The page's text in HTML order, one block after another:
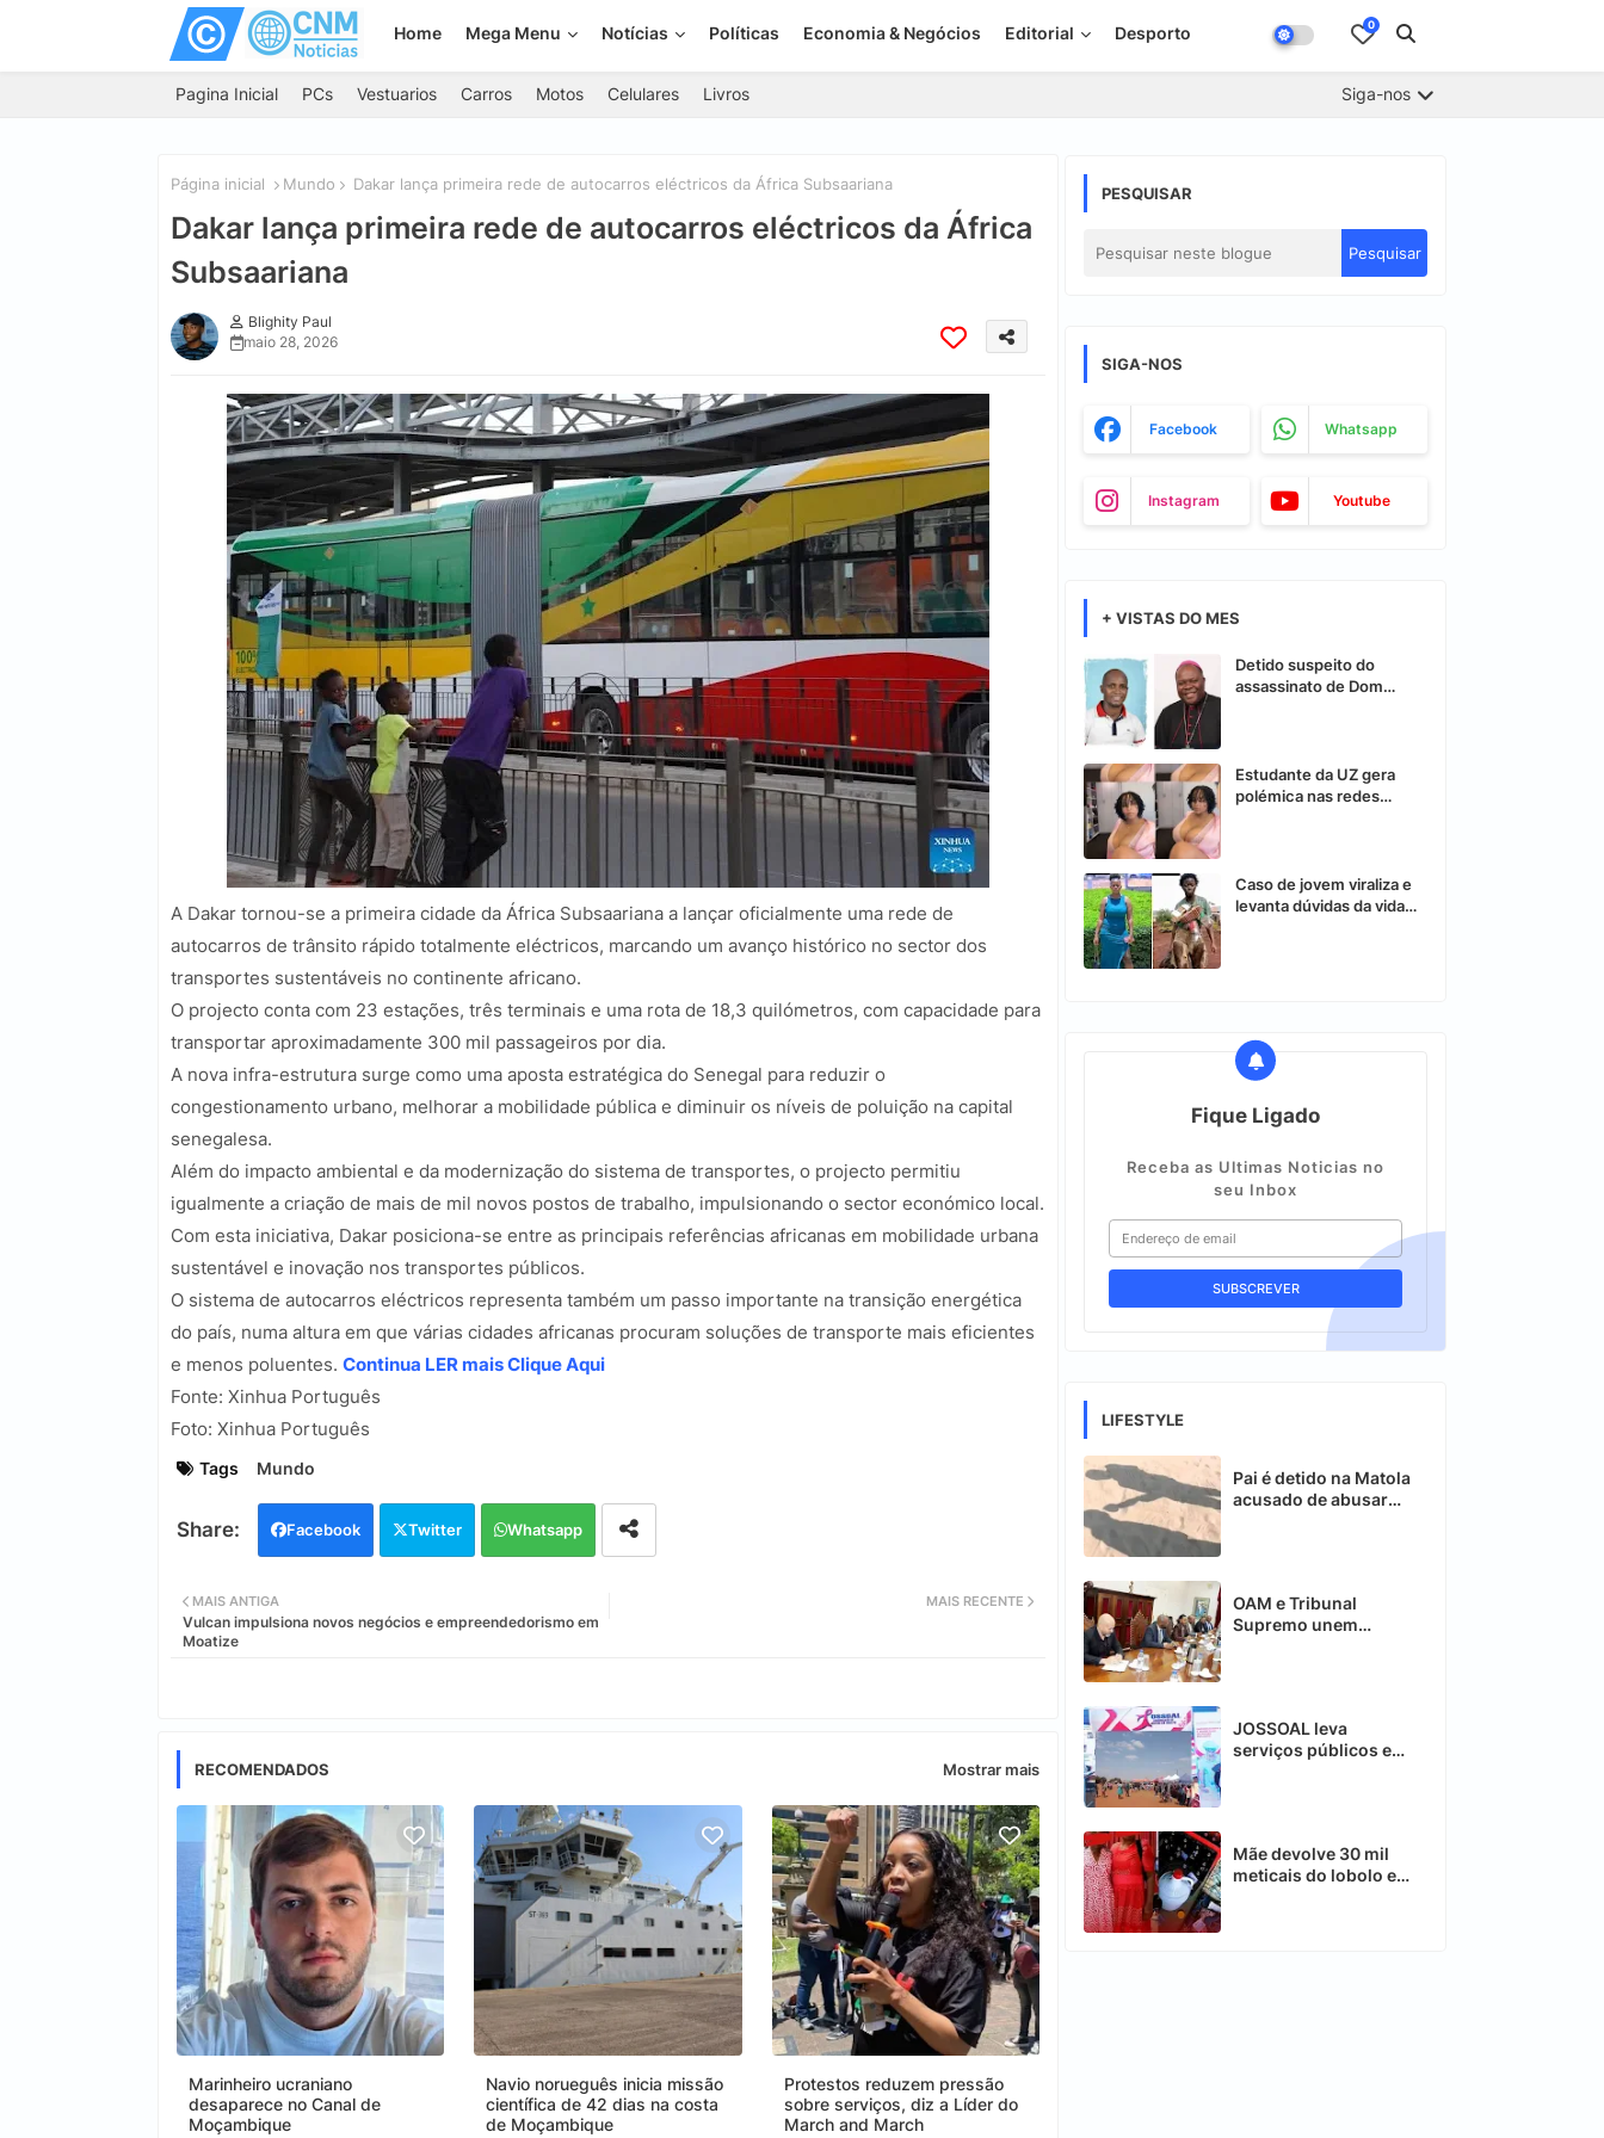
Home Mega Menu Notícias Políticas Economia & Negócios Editorial Desporto 0
Pagina Inicial PCs Vestuarios Carros Motos Celulares Livros Siga-nos
Página inicial Mundo Dakar lança primeira rede de autocarros eléctricos da África Subsaariana
Dakar lança primeira rede de autocarros eléctricos da África
Subsaariana
Blighity Paul
maio 28, 2026
A Dakar tornou-se a primeira cidade da África Subsaariana a lançar oficialmente uma rede de
autocarros de trânsito rápido totalmente eléctricos, marcando um avanço histórico no sector dos
transportes sustentáveis no continente africano.
O projecto conta com 23 estações, três terminais e uma rota de 18,3 quilómetros, com capacidade para
transportar aproximadamente 300 mil passageiros por dia.
A nova infra-estrutura surge como uma aposta estratégica do Senegal para reduzir o
congestionamento urbano, melhorar a mobilidade pública e diminuir os níveis de poluição na capital
senegalesa.
Além do impacto ambiental e da modernização do sistema de transportes, o projecto permitiu
igualmente a criação de mais de mil novos postos de trabalho, impulsionando o sector económico local.
Com esta iniciativa, Dakar posiciona-se entre as principais referências africanas em mobilidade urbana
sustentável e inovação nos transportes públicos.
O sistema de autocarros eléctricos representa também um passo importante na transição energética
do país, numa altura em que várias cidades africanas procuram soluções de transporte mais eficientes
e menos poluentes. Continua LER mais Clique Aqui
Fonte: Xinhua Português
Foto: Xinhua Português
Tags Mundo
Facebook Twitter Whatsapp
MAIS RECENTE
MAIS ANTIGA
Vulcan impulsiona novos negócios e empreendedorismo em
Moatize
RECOMENDADOS Mostrar mais
Marinheiro ucraniano
desaparece no Canal de
Moçambique
Navio norueguês inicia missão
científica de 42 dias na costa
de Moçambique
Protestos reduzem pressão
sobre serviços, diz a Líder do
March and March
PESQUISAR
SIGA-NOS
Facebook Whatsapp
Instagram Youtube
+ VISTAS DO MES
Detido suspeito do
assassinato de Dom
Estudante da UZ gera
polémica nas redes
Caso de jovem viraliza e
levanta dúvidas da vida
Fique Ligado
Receba as Ultimas Noticias no
seu Inbox
LIFESTYLE
Pai é detido na Matola
acusado de abusar
OAM e Tribunal
Supremo unem
JOSSOAL leva
serviços públicos e
Mãe devolve 30 mil
meticais do lobolo e